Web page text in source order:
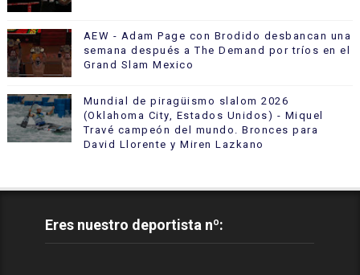
AEW - Adam Page con Brodido desbancan una
semana después a The Demand por tríos en el
Grand Slam Mexico
Mundial de piragüismo slalom 2026
(Oklahoma City, Estados Unidos) - Miquel
Travé campeón del mundo. Bronces para
David Llorente y Miren Lazkano
Eres nuestro deportista nº: